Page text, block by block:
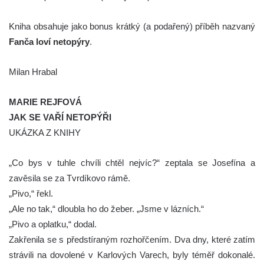
Kniha obsahuje jako bonus krátký (a podařený) příběh nazvaný
Fanča loví netopýry.
Milan Hrabal
MARIE REJFOVÁ
JAK SE VAŘÍ NETOPÝŘI
UKÁZKA Z KNIHY
„Co bys v tuhle chvíli chtěl nejvíc?“ zeptala se Josefína a
zavěsila se za Tvrdíkovo rámě.
„Pivo,“ řekl.
„Ale no tak,“ dloubla ho do žeber. „Jsme v lázních.“
„Pivo a oplatku,“ dodal.
Zakřenila se s předstíraným rozhořčením. Dva dny, které zatím
strávili na dovolené v Karlových Varech, byly téměř dokonalé.